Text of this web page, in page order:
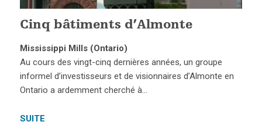
Cinq bâtiments d’Almonte
Mississippi Mills (Ontario)
Au cours des vingt-cinq dernières années, un groupe
informel d’investisseurs et de visionnaires d’Almonte en
Ontario a ardemment cherché à…
SUITE